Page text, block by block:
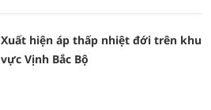
Xuất hiện áp thấp nhiệt đới trên khu
vực Vịnh Bắc Bộ